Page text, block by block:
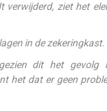
verwijderd, ziet het
in de zekeringkast.
dit het gevolg
het dat er geen